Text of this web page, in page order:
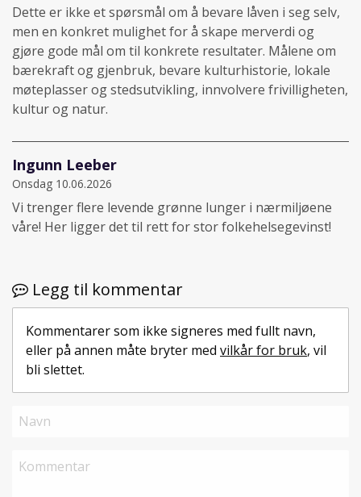
Dette er ikke et spørsmål om å bevare låven i seg selv,
men en konkret mulighet for å skape merverdi og
gjøre gode mål om til konkrete resultater. Målene om
bærekraft og gjenbruk, bevare kulturhistorie, lokale
møteplasser og stedsutvikling, innvolvere frivilligheten,
kultur og natur.
Ingunn Leeber
Onsdag 10.06.2026
Vi trenger flere levende grønne lunger i nærmiljøene
våre! Her ligger det til rett for stor folkehelsegevinst!
Legg til kommentar
Kommentarer som ikke signeres med fullt navn,
eller på annen måte bryter med vilkår for bruk, vil
bli slettet.
Navn
Kommentar